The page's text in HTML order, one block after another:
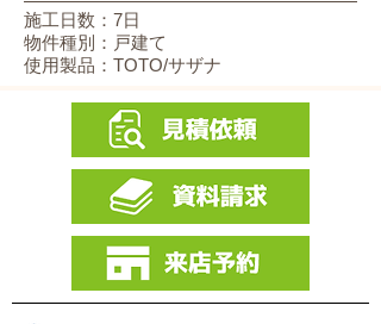
施工日数：7日
物件種別：戸建て
使用製品：TOTO/サザナ